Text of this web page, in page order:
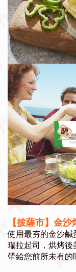
【披薩市】金
使用最夯的金沙
瑞拉起司，烘烤後
帶給您前所未有的